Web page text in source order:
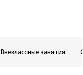
Внеклассные занятия